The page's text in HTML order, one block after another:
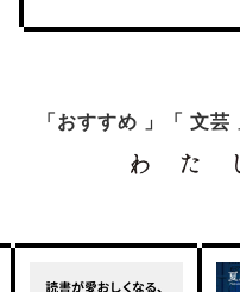
「おすすめ 」「 文